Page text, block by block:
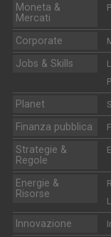
Moneta &
Mercati
Corporate
Jobs & Skills
Planet
Finanza pubblica
Strategie &
Regole
Energie &
Risorse
Innovazione